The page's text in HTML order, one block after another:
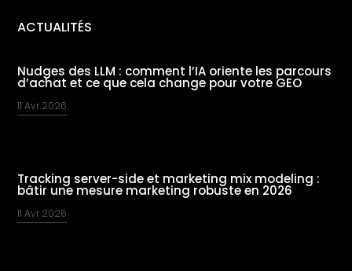
ACTUALITÉS
Nudges des LLM : comment l’IA oriente les parcours
d’achat et ce que cela change pour votre GEO
11 Avr 2026
Tracking server-side et marketing mix modeling :
bâtir une mesure marketing robuste en 2026
11 Avr 2026